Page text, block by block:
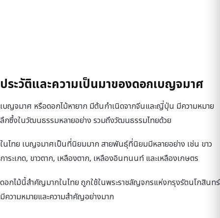
ประวัติและความเป็นมาของดอกเบญจมาศ
เบญจมาศ หรือดอกไม้หายาก มีต้นกำเนิดจากจีนและญี่ปุ่น มีความหมาย
ลึกซึ้งในวัฒนธรรมหลายอย่าง รวมถึงวัฒนธรรมไทยด้วย
ในไทย เบญจมาศเป็นที่นิยมมาก สายพันธุ์ที่นิยมมีหลายอย่าง เช่น ขาว
การะเกด, ขาวตาก, เหลืองตาก, เหลืองอินทนนท์ และเหลืองเกษตร
ดอกไม้นี้สำคัญมากในไทย ถูกใช้ในพระราชลัญจกรแห่งกรุงรัตนโกสินทร์
มีความหมายและความสำคัญอย่างมาก